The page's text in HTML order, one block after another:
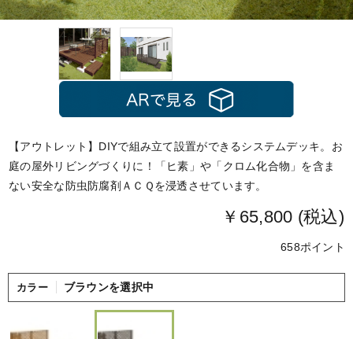
【アウトレット】DIYで組み立て設置ができるシステムデッキ。お
庭の屋外リビングづくりに！「ヒ素」や「クロム化合物」を含ま
ない安全な防虫防腐剤ＡＣＱを浸透させています。
￥65,800 (税込)
658ポイント
カラー ブラウンを選択中